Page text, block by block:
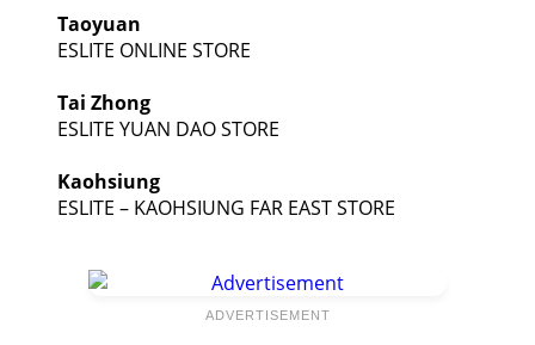
Taoyuan
ESLITE ONLINE STORE
Tai Zhong
ESLITE YUAN DAO STORE
Kaohsiung
ESLITE – KAOHSIUNG FAR EAST STORE
ADVERTISEMENT